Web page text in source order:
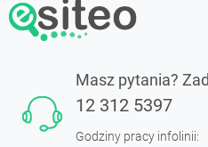
Masz pytania?
12 312 5397
Godziny pracy infolinii: